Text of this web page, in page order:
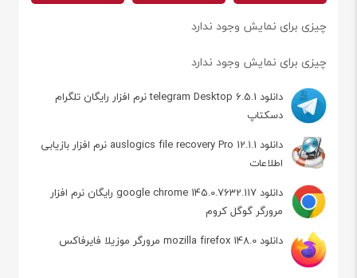
چیزی برای نمایش وجود ندارد
چیزی برای نمایش وجود ندارد
دانلود telegram Desktop 6.5.1 نرم افزار رایگان تلگرام
دسکتاپ
دانلود auslogics file recovery Pro 12.1.1 نرم افزار بازیابی
اطلاعات
دانلود google chrome 145.0.7632.117 رایگان نرم افزار
مرورگر گوگل کروم
دانلود mozilla firefox 148.0 مرورگر موزیلا فایرفاکس